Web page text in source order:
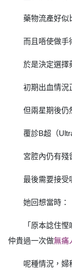
藥物流產好似
而且唔使做手
於是決定選擇
初期出血情況
但兩星期後仍
覆診B超（
宮腔內仍有殘
最後需要接受
她回想當時：
「原本諗住
仲貴過一次做無痛
呢種情況，婦